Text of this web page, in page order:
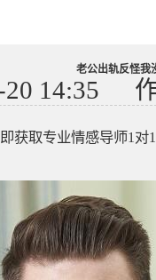
老公出轨反怪我
14:35
获取专业情感导师1对